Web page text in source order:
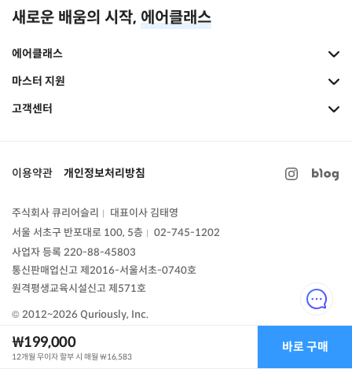
₩199,000
12개월 무이자 할부 시 매월 ₩16,583
바로 구매
새로운 배움의 시작, 에어클래스
에어클래스
마스터 지원
고객센터
이용약관 개인정보처리방침
주식회사 큐리어슬리 |
대표이사 김태영
서울 서초구 반포대로 100, 5층 |
02-745-1202
사업자 등록 220-88-45803
통신판매업신고제2016-서울서초-0740호
원격평생교육시설신고 제571호
© 2012~2026 Quriously, Inc.